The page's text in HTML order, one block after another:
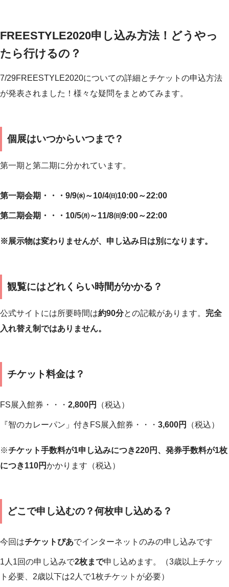
FREESTYLE2020申し込み方法！どうやっ
たら行けるの？
7/29FREESTYLE2020についての詳細とチケットの申込方法
が発表されました！様々な疑問をまとめてみます。
個展はいつからいつまで？
第一期と第二期に分かれています。
第一期会期・・・9/9㈬～10/4㈰10:00～22:00
第二期会期・・・10/5㈪～11/8㈰9:00～22:00
※展示物は変わりませんが、申し込み日は別になります。
観覧にはどれくらい時間がかかる？
公式サイトには所要時間は約90分との記載があります。 完全
入れ替え制ではありません。
チケット料金は？
FS展入館券・・・ 2,800円 （税込）
『智のカレーパン」付きFS展入館券・・・ 3,600円 （税込）
※チケット手数料が1申し込みにつき220円、発券手数料が1枚
につき110円かかります（税込）
どこで申し込むの？何枚申し込める？
今回はチケットぴあでインターネットのみの申し込みです
1人1回の申し込みで2枚まで申し込めます。（3歳以上チケッ
ト必要、2歳以下は2人で1枚チケットが必要）